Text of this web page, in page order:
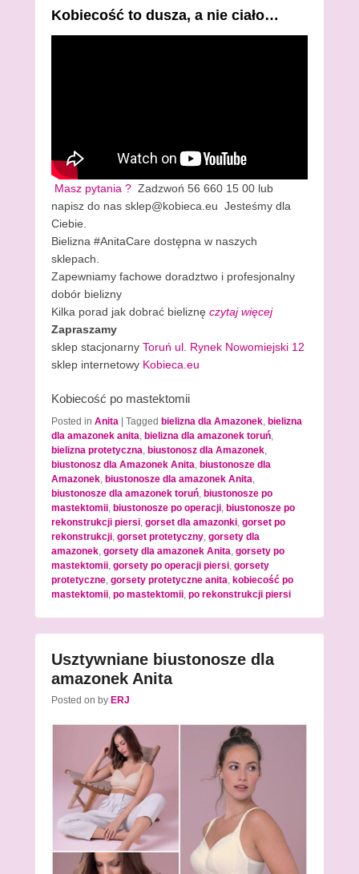
Kobiecość to dusza, a nie ciało…
Masz pytania ? Zadzwoń 56 660 15 00 lub
napisz do nas sklep@kobieca.eu Jesteśmy dla
Ciebie.
Bielizna #AnitaCare dostępna w naszych
sklepach.
Zapewniamy fachowe doradztwo i profesjonalny
dobór bielizny
Kilka porad jak dobrać bieliznę czytaj więcej
Zapraszamy
sklep stacjonarny Toruń ul. Rynek Nowomiejski 12
sklep internetowy Kobieca.eu
Kobiecość po mastektomii
Posted in Anita Tagged bielizna dla Amazonek, bielizna
dla amazonek anita, bielizna dla amazonek toruń,
bielizna protetyczna, biustonosz dla Amazonek,
biustonosz dla Amazonek Anita, biustonosze dla
Amazonek, biustonosze dla amazonek Anita,
biustonosze dla amazonek toruń, biustonosze po
mastektomii, biustonosze po operacji, biustonosze po
rekonstrukcji piersi, gorset dla amazonki, gorset po
rekonstrukcji, gorset protetyczny, gorsety dla
amazonek, gorsety dla amazonek Anita, gorsety po
mastektomii, gorsety po operacji piersi, gorsety
protetyczne, gorsety protetyczne anita, kobiecość po
mastektomii, po mastektomii, po rekonstrukcji piersi
Usztywniane biustonosze dla
amazonek Anita
Posted on by ERJ